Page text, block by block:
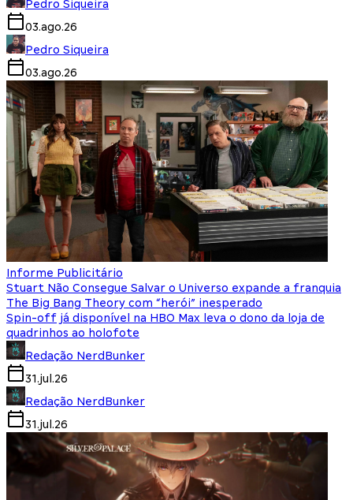
Pedro Siqueira
03.ago.26
Pedro Siqueira
03.ago.26
Informe Publicitário
Stuart Não Consegue Salvar o Universo expande a franquia
The Big Bang Theory com “herói” inesperado
Spin-off já disponível na HBO Max leva o dono da loja de
quadrinhos ao holofote
Redação NerdBunker
31.jul.26
Redação NerdBunker
31.jul.26